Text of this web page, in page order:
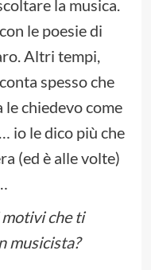
la musica.
le poesie di
Altri tempi,
spesso che
chiedevo come
io le dico più che
(ed è alle volte)
che ti
musicista?